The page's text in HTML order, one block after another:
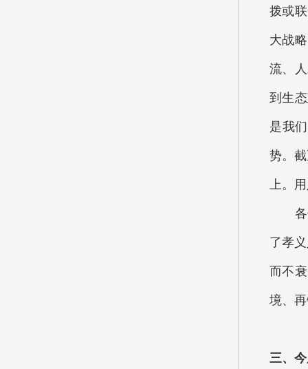
拨或
大战
流、
到生
是我
势。
上。
各位
了孝
而不
境、
三、